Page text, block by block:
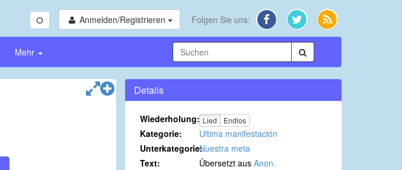
Anmelden/Registrieren Folgen Sie uns:
Mehr
Details
Wiederholung: Lied Endlos
Kategorie:
Ultima manifestación
Unterkategorie:Nuestra meta
Text:
Übersetzt aus Anon.